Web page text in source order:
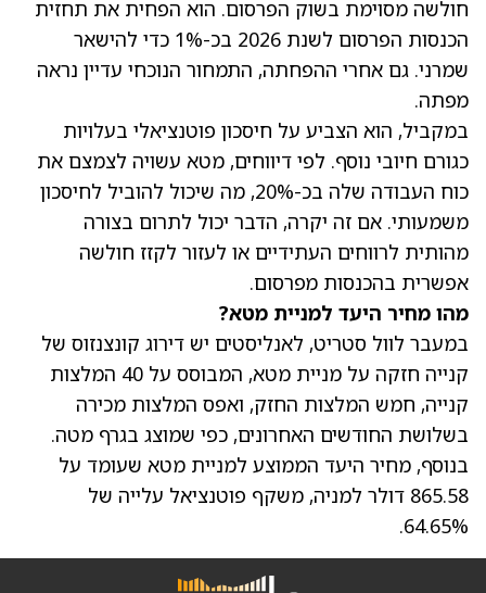
חולשה מסוימת בשוק הפרסום. הוא הפחית את תחזית
הכנסות הפרסום לשנת 2026 בכ-1% כדי להישאר
שמרני. גם אחרי ההפחתה, התמחור הנוכחי עדיין נראה
מפתה.
במקביל, הוא הצביע על חיסכון פוטנציאלי בעלויות
כגורם חיובי נוסף. לפי דיווחים, מטא עשויה לצמצם את
כוח העבודה שלה בכ-20%, מה שיכול להוביל לחיסכון
משמעותי. אם זה יקרה, הדבר יכול לתרום בצורה
מהותית לרווחים העתידיים או לעזור לקזז חולשה
אפשרית בהכנסות מפרסום.
מהו מחיר היעד למניית מטא?
במעבר לוול סטריט, לאנליסטים יש דירוג קונצנזוס של
קנייה חזקה על מניית מטא, המבוסס על 40 המלצות
קנייה, חמש המלצות החזק, ואפס המלצות מכירה
בשלושת החודשים האחרונים, כפי שמוצג בגרף מטה.
בנוסף, מחיר היעד הממוצע למניית מטא שעומד על
865.58 דולר למניה, משקף פוטנציאל עלייה של
64.65%.